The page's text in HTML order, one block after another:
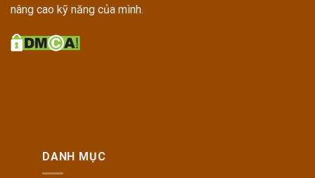
nâng cao kỹ năng của mình.
DANH MỤC